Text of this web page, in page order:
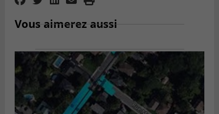
Vous aimerez aussi